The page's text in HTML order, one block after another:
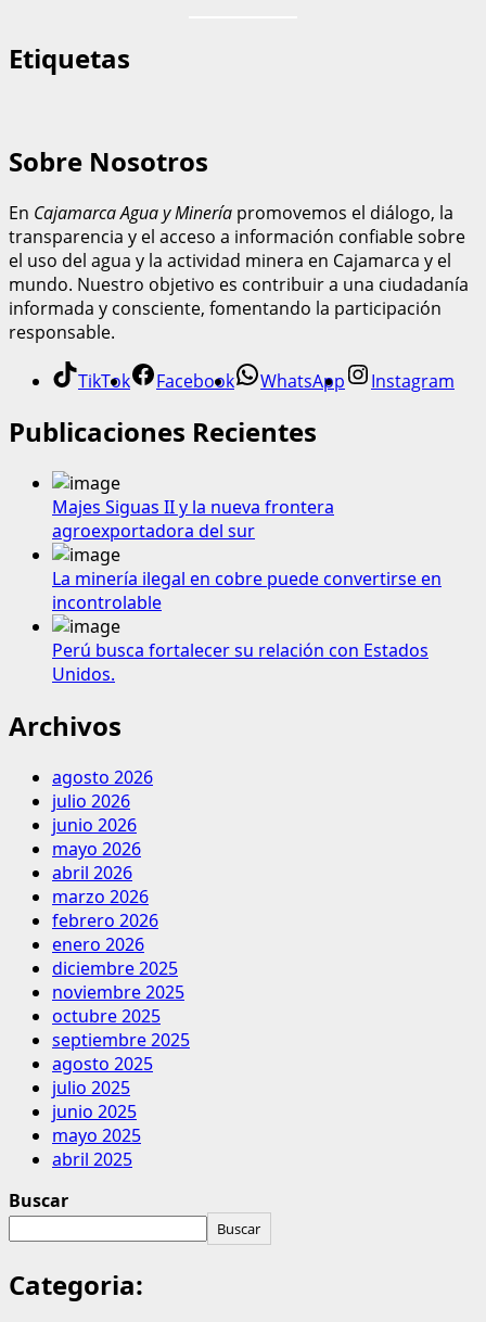
Etiquetas
Sobre Nosotros
En Cajamarca Agua y Minería promovemos el diálogo, la
transparencia y el acceso a información confiable sobre
el uso del agua y la actividad minera en Cajamarca y el
mundo. Nuestro objetivo es contribuir a una ciudadanía
informada y consciente, fomentando la participación
responsable.
TikTok Facebook WhatsApp Instagram
Publicaciones Recientes
Majes Siguas II y la nueva frontera
agroexportadora del sur
La minería ilegal en cobre puede convertirse en
incontrolable
Perú busca fortalecer su relación con Estados
Unidos.
Archivos
agosto 2026
julio 2026
junio 2026
mayo 2026
abril 2026
marzo 2026
febrero 2026
enero 2026
diciembre 2025
noviembre 2025
octubre 2025
septiembre 2025
agosto 2025
julio 2025
junio 2025
mayo 2025
abril 2025
Buscar
Buscar
Categoria: